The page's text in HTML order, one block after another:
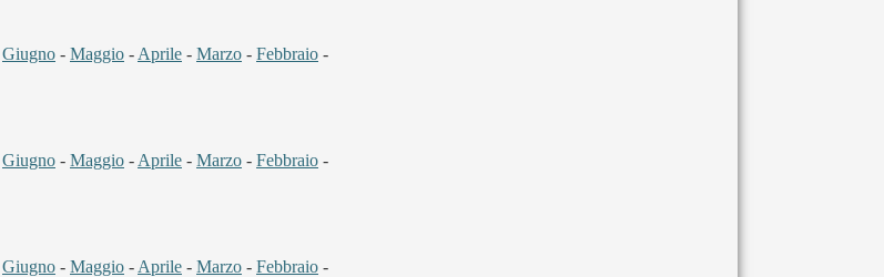
Giugno - Maggio - Aprile - Marzo - Febbraio -
Giugno - Maggio - Aprile - Marzo - Febbraio -
Giugno - Maggio - Aprile - Marzo - Febbraio -